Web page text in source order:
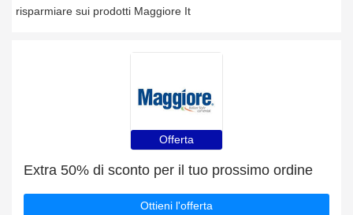
risparmiare sui prodotti Maggiore It
Offerta
Extra 50% di sconto per il tuo prossimo ordine
Ottieni l'offerta